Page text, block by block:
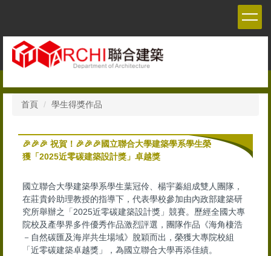
要
內
首頁 學生得獎作品
🎉🎉🎉 祝賀！🎉🎉🎉國立聯合大學建築學系學生榮
獲「2025近零碳建築設計獎」卓越獎
國立聯合大學建築學系學生葉冠伶、楊宇蓁組成雙人團隊，
在莊貴鈴助理教授的指導下，代表學校參加由內政部建築研
究所舉辦之「2025近零碳建築設計獎」競賽。歷經全國大專
院校及產學界多件優秀作品激烈評選，團隊作品《海角棲浩
－自然碳匯及海岸共生場域》脫穎而出，榮獲大專院校組
「近零碳建築卓越獎」，為國立聯合大學再添佳績。